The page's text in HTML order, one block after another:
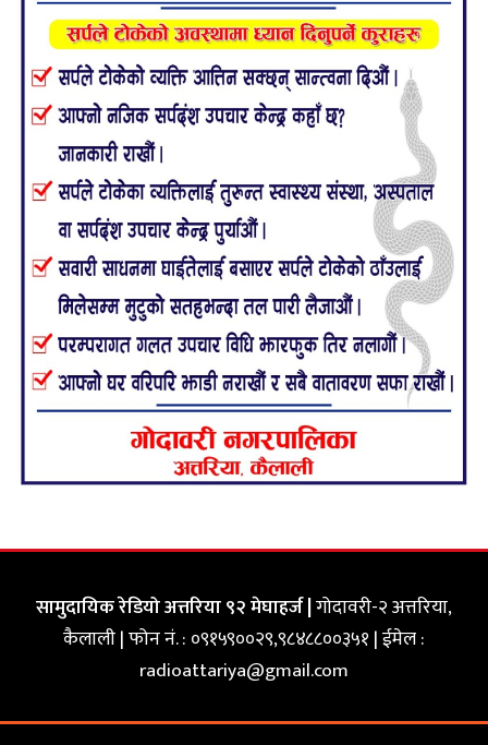
सामुदायिक रेडियो अत्तरिया ९२ मेघाहर्ज |गोदावरी-२ अत्तरिया,
कैलाली | फोन नं. : ०९१५९००२९,९८४८८००३५१ | ईमेल :
radioattariya@gmail.com